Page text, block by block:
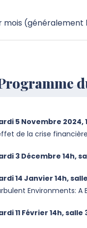
mois (généralement
5 Novembre 2024,
de la crise
3 Décembre 14h,
14 Janvier 14h, salle
Environments: A
11 Février 14h, salle